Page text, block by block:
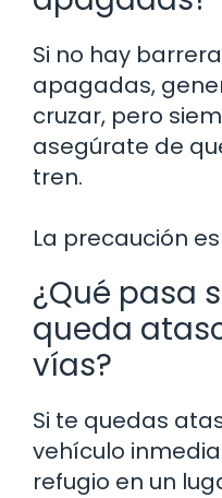
Si no hay
apagadas,
cruzar, pero
asegúrate de
tren.
La precaución
¿Qué pasa
queda
vías?
Si te quedas
vehículo
refugio en un